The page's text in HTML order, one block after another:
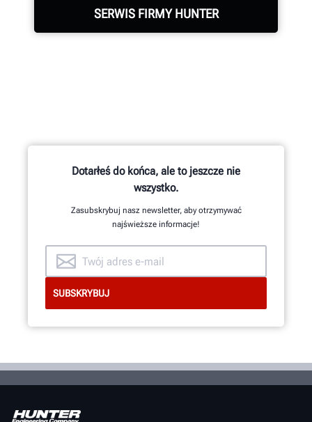
SERWIS FIRMY HUNTER
przedstawicieli serwisowych.
POPROŚ O WSPARCIE
Dotarłeś do końca, ale to jeszcze nie
wszystko.
Zasubskrybuj nasz newsletter, aby otrzymywać
najświeższe informacje!